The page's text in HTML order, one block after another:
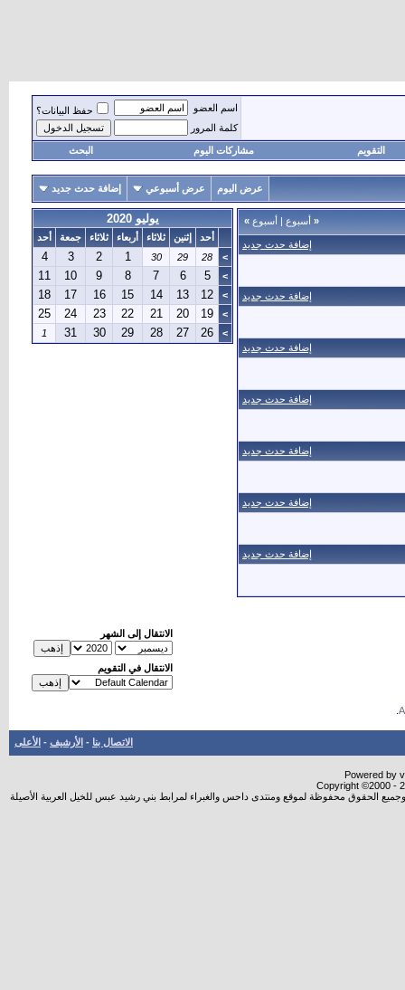
اسم العضو
حفظ البيانات؟
كلمة المرور
التقويم مشاركات اليوم البحث
عرض اليوم عرض أسبوعي إضافة حدث جديد
« أسبوع | أسبوع »
إضافة حدث جديد
إضافة حدث جديد
إضافة حدث جديد
إضافة حدث جديد
إضافة حدث جديد
إضافة حدث جديد
إضافة حدث جديد
يوليو 2020
أحد إثنين ثلاثاء أربعاء ثلاثاء جمعة
أحد
>
28
29
30
1
2
3
4
>
5
6
7
8
9
10
11
>
12
13
14
15
16
17
18
>
19
20
21
22
23
24
25
>
26
27
28
29
30
31
1
الانتقال إلى الشهر
الانتقال في التقويم
الاتصال بنا - الأرشيف - الأعلى
Powered by
Copyright ©2000 -
الحقوق محفوظة لموقع ومنتدى داحس والغبراء لمرابط بني رشيد عبس للخيل العربية الأصيلة